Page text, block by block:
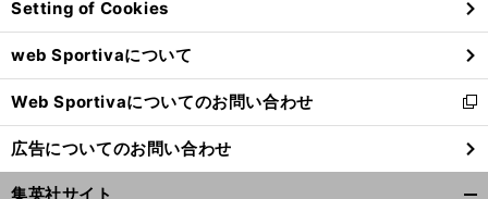
ド
ウ
で
開
く
Setting of Cookies
web Sportivaについて
Web Sportivaについてのお問い合わせ
新
し
い
ウ
広告についてのお問い合わせ
集英社サイト